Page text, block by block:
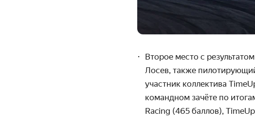
Второе место с
Лосев, также
участник коллектива
командном зачёте по
Racing (465 баллов),